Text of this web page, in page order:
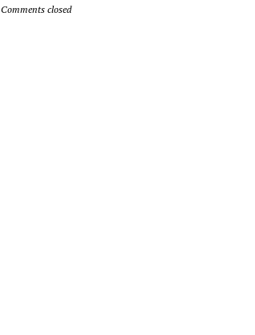
Comments closed